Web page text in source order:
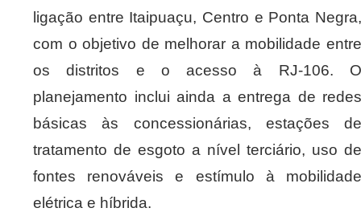
ligação entre Itaipuaçu, Centro e Ponta Negra,
com o objetivo de melhorar a mobilidade entre
os distritos e o acesso à RJ-106. O
planejamento inclui ainda a entrega de redes
básicas às concessionárias, estações de
tratamento de esgoto a nível terciário, uso de
fontes renováveis e estímulo à mobilidade
elétrica e híbrida.